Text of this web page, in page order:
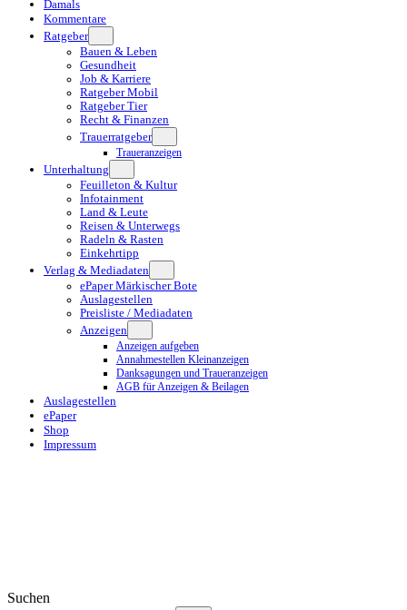
Damals
Kommentare
Ratgeber
Bauen & Leben
Gesundheit
Job & Karriere
Ratgeber Mobil
Ratgeber Tier
Recht & Finanzen
Trauerratgeber
Traueranzeigen
Unterhaltung
Feuilleton & Kultur
Infotainment
Land & Leute
Reisen & Unterwegs
Radeln & Rasten
Einkehrtipp
Verlag & Mediadaten
ePaper Märkischer Bote
Auslagestellen
Preisliste / Mediadaten
Anzeigen
Anzeigen aufgeben
Annahmestellen Kleinanzeigen
Danksagungen und Traueranzeigen
AGB für Anzeigen & Beilagen
Auslagestellen
ePaper
Shop
Impressum
Suchen